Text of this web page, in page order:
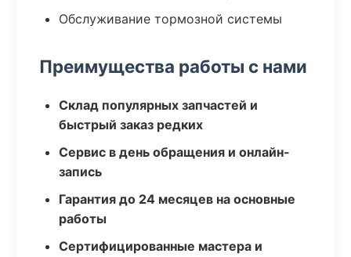
Обслуживание тормозной системы
Преимущества работы с нами
Склад популярных запчастей и
быстрый заказ редких
Сервис в день обращения и онлайн-
запись
Гарантия до 24 месяцев на основные
работы
Сертифицированные мастера и